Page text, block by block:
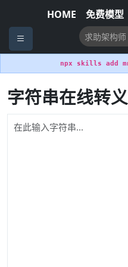
HOME 免费模型
npx skills add
字符串在线转